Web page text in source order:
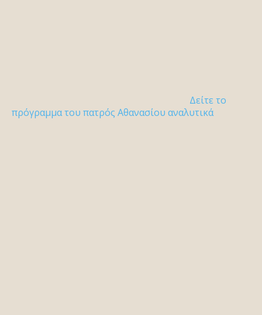
Δείτε το
πρόγραμμα του πατρός Αθανασίου αναλυτικά